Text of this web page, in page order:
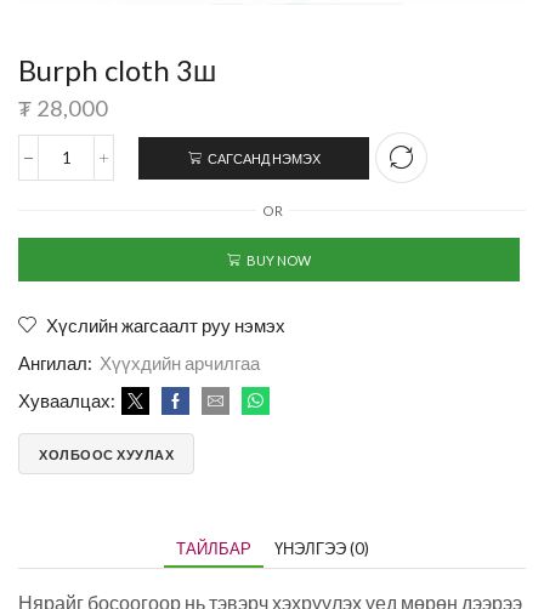
Burph cloth 3ш
₮ 28,000
САГСАНД НЭМЭХ
OR
BUY NOW
Хүслийн жагсаалт руу нэмэх
Ангилал: Хүүхдийн арчилгаа
Хуваалцах:
ХОЛБООС ХУУЛАХ
ТАЙЛБАР ҮНЭЛГЭЭ (0)
Нярайг босоогоор нь тэвэрч хэхрүүлэх үед мөрөн дээрээ